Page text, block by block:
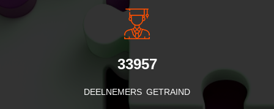
33957
DEELNEMERS GETRAIND